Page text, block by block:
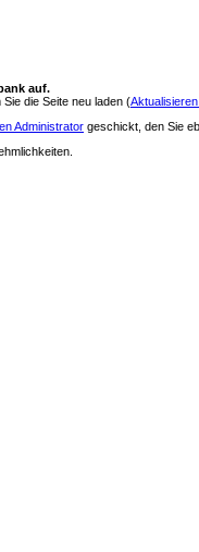
auf.
die Seite neu laden (
Administrator geschickt, den Sie